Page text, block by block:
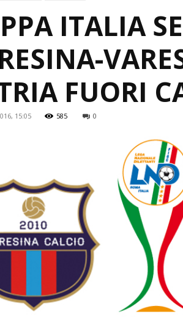
ITALIA
FUORI
15:05 585 0